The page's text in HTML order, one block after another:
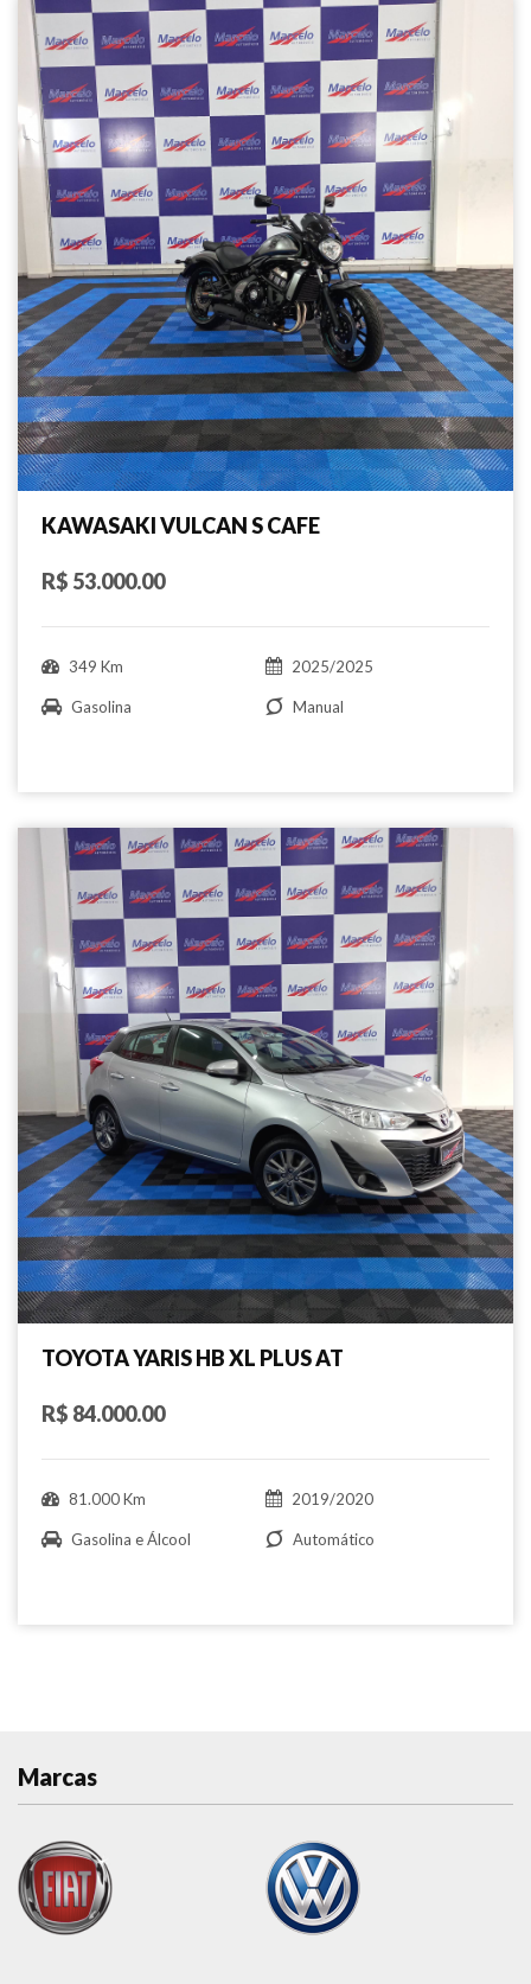
KAWASAKI VULCAN S CAFE
R$ 53.000.00
349 Km 2025/2025
Gasolina Manual
TOYOTA YARIS HB XL PLUS AT
R$ 84.000.00
81.000 Km 2019/2020
Gasolina e Álcool Automático
Marcas